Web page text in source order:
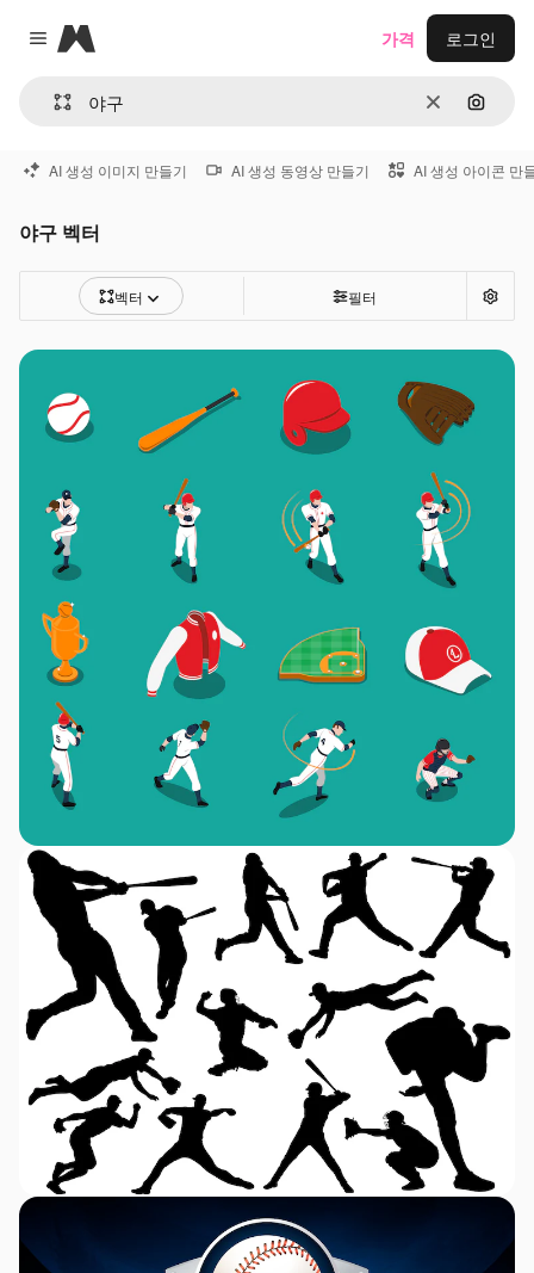
Close menu
Magnific
지우기이미지
가격 로그인
AI 생성 이미지 만들기 AI 생성 동영상 만들기 AI 생성 아이콘 만
야구 벡터
벡터 필터